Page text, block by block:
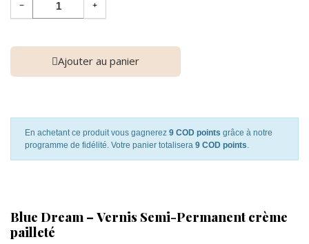
− +
Ajouter au panier
En achetant ce produit vous gagnerez 9 COD points grâce à notre
programme de fidélité. Votre panier totalisera 9 COD points.
Blue Dream – Vernis Semi-Permanent crème
pailleté